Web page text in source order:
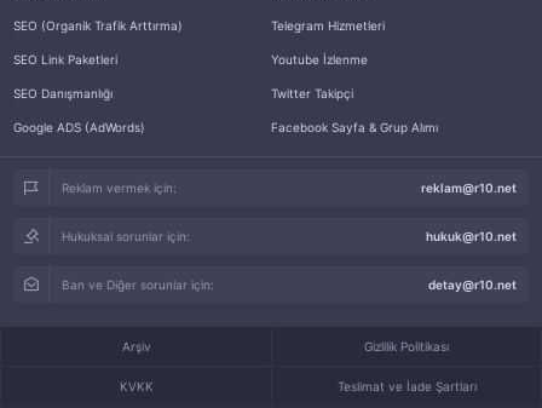
SEO (Organik Trafik Arttırma)
SEO Link Paketleri
SEO Danışmanlığı
Google ADS (AdWords)
Telegram Hizmetleri
Youtube İzlenme
Twitter Takipçi
Facebook Sayfa & Grup Alımı
Reklam vermek için: reklam@r10.net
Hukuksal sorunlar için: hukuk@r10.net
Ban ve Diğer sorunlar için: detay@r10.net
Arşiv Gizlilik Politikası
KVKK Teslimat ve İade Şartları